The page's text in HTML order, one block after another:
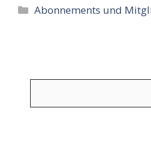
Kategorien
Abonnements und